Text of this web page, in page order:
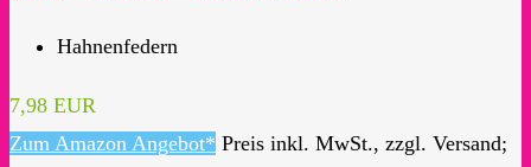
Hahnenfedern
7,98 EUR
Zum Amazon Angebot* Preis inkl. MwSt., zzgl. Versand;